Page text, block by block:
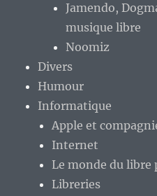
Jamendo,
musique libre
Noomiz
Divers
Humour
Informatique
Apple et
Internet
Le monde du libre
Libreries